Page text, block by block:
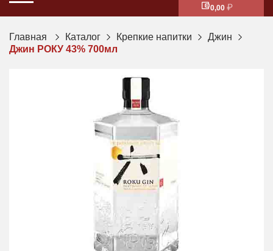
0,00
Главная Каталог Крепкие напитки
Джин
Джин РОКУ 43% 700мл